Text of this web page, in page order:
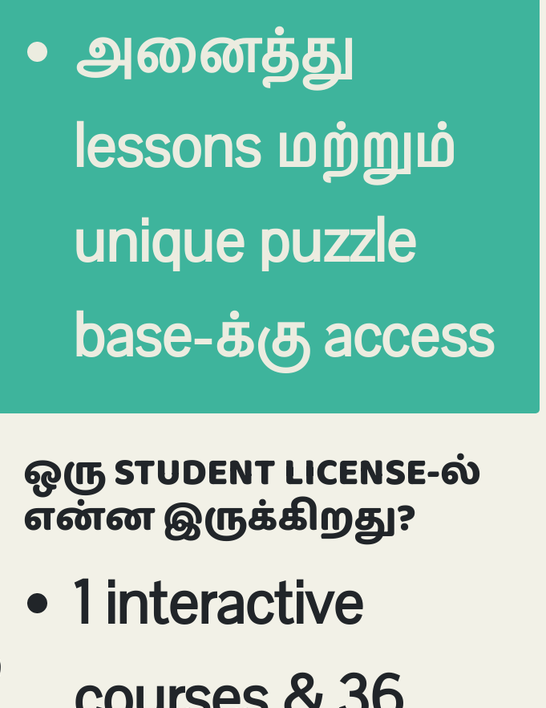
அனைத்து
lessons மற்றும்
unique puzzle
base-க்கு access
ஒரு STUDENT LICENSE-ல்
என்ன இருக்கிறது?
1 interactive